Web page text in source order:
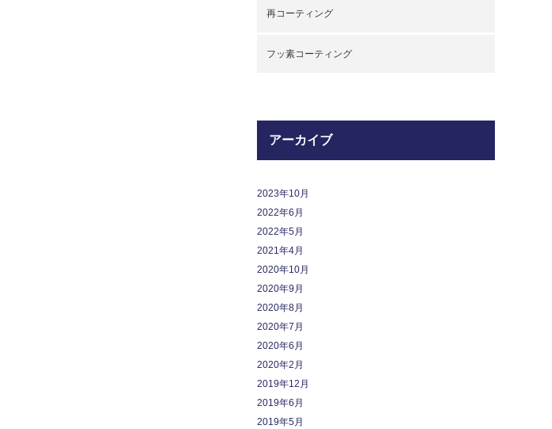
再コーティング
フッ素コーティング
アーカイブ
2023年10月
2022年6月
2022年5月
2021年4月
2020年10月
2020年9月
2020年8月
2020年7月
2020年6月
2020年2月
2019年12月
2019年6月
2019年5月